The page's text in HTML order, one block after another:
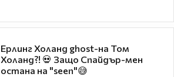
Ерлинг Холанд ghost-на Том
Холанд?! 💀 Защо Спайдър-мен
остана на "seen"😅